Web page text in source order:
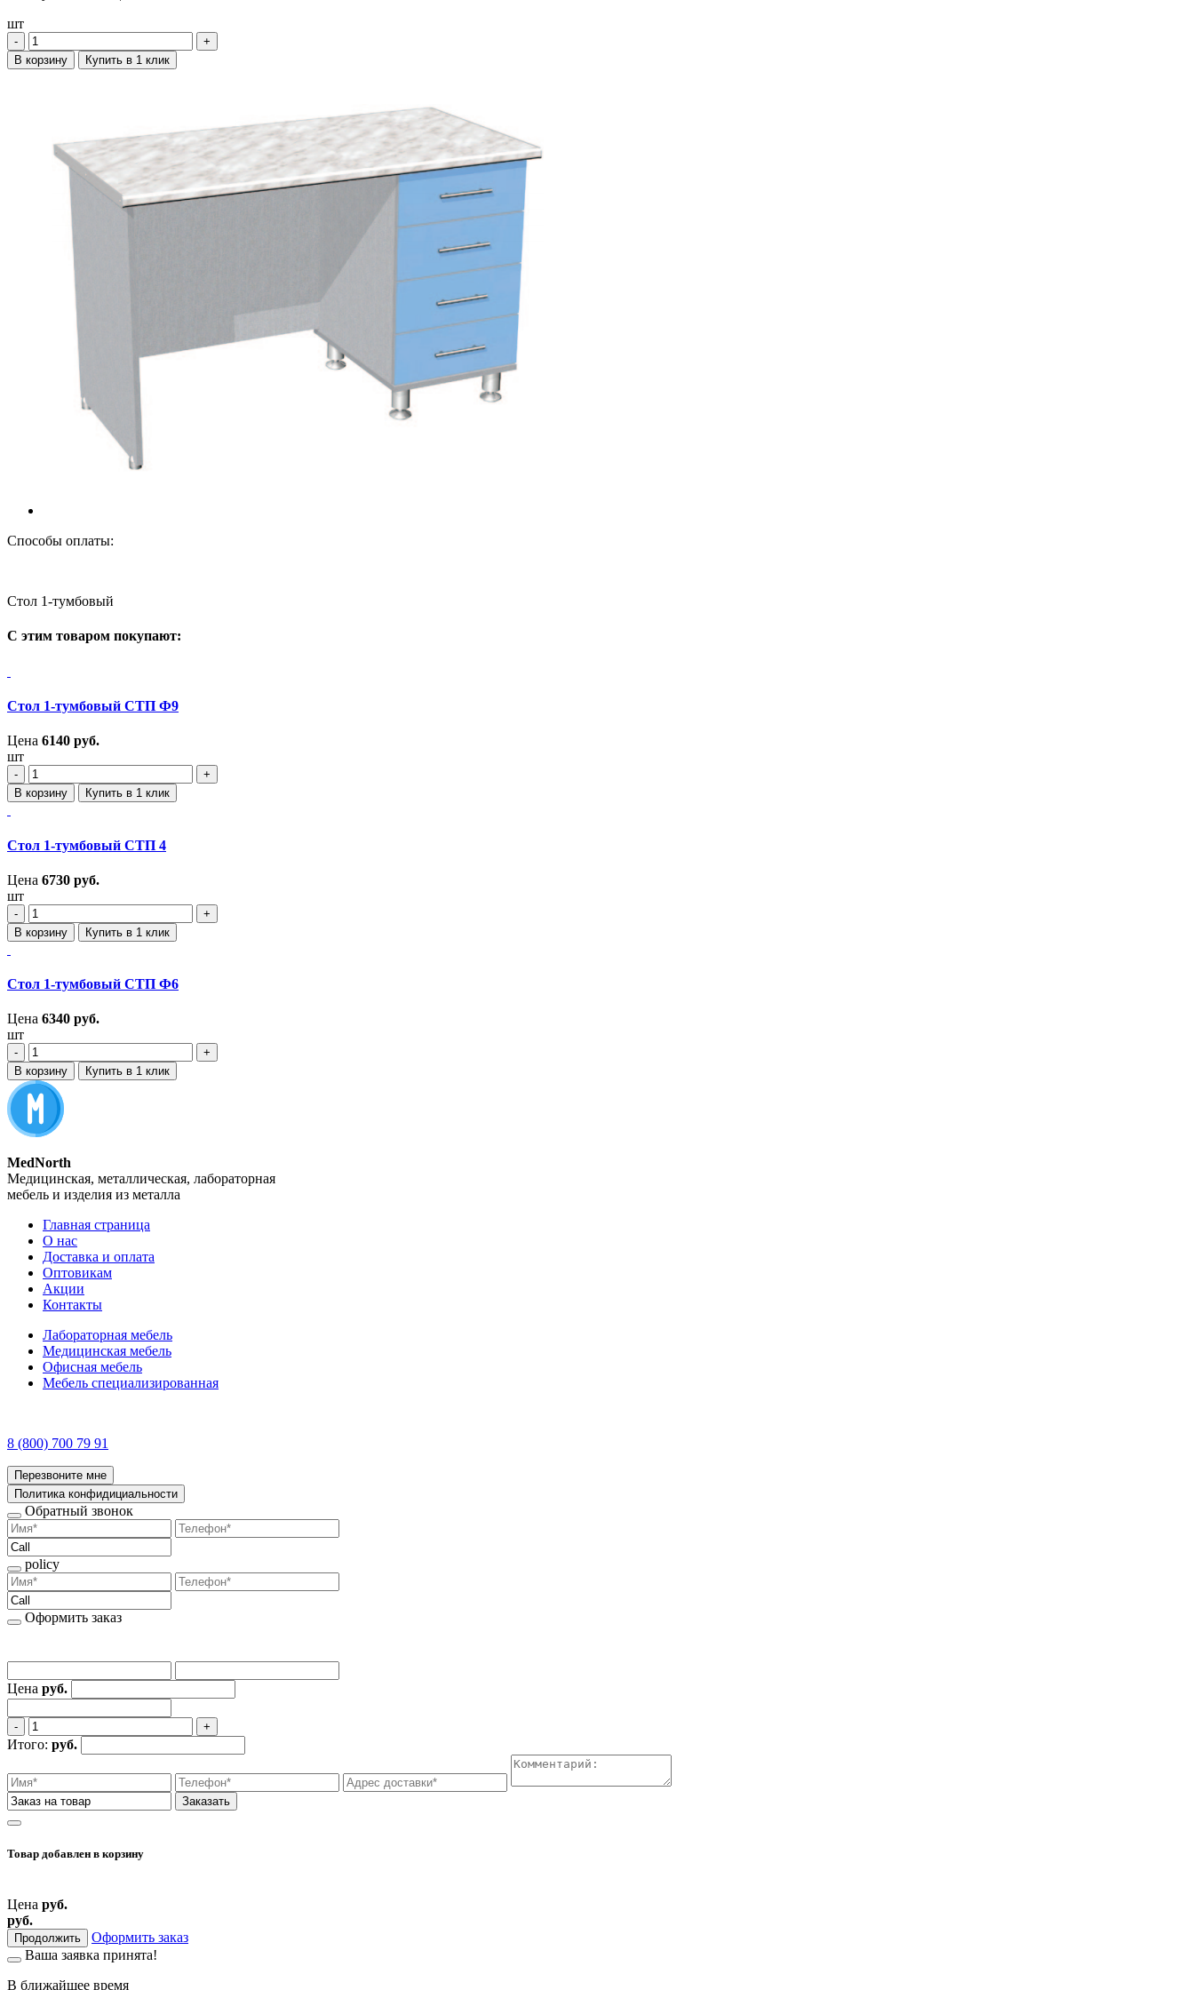
шт
‐
+
В корзину
Купить в 1 клик
Способы оплаты:
Стол 1-тумбовый
С этим товаром покупают:
Стол 1-тумбовый СТП Ф9
Цена 6140 руб.
шт
‐
+
В корзину
Купить в 1 клик
Стол 1-тумбовый СТП 4
Цена 6730 руб.
шт
‐
+
В корзину
Купить в 1 клик
Стол 1-тумбовый СТП Ф6
Цена 6340 руб.
шт
‐
+
В корзину
Купить в 1 клик
MedNorth
Медицинская, металлическая, лабораторная
мебель и изделия из металла
Главная страница
О нас
Доставка и оплата
Оптовикам
Акции
Контакты
Лабораторная мебель
Медицинская мебель
Офисная мебель
Мебель специализированная
8 (800) 700 79 91
Перезвоните мне
Политика конфидициальности
Обратный звонок
policy
Оформить заказ
Цена руб.
‐ +
Итого: руб.
Заказать
Товар добавлен в корзину
Цена руб.
руб.
Продолжить
Оформить заказ
Ваша заявка принята!
В ближайшее время